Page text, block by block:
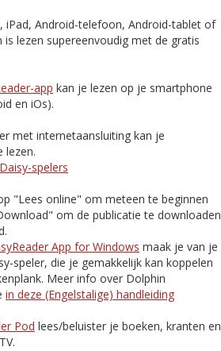
iPad, Android-telefoon, Android-tablet of
is lezen supereenvoudig met de gratis
app kan je lezen op je smartphone
en iOs).
met internetaansluiting kan je
lezen.
spelers
"Lees online" om meteen te beginnen
om de publicatie te downloaden
App for Windows maak je van je
speler, die je gemakkelijk kan koppelen
Meer info over Dolphin
in deze (Engelstalige) handleiding
Pod lees/beluister je boeken, kranten en